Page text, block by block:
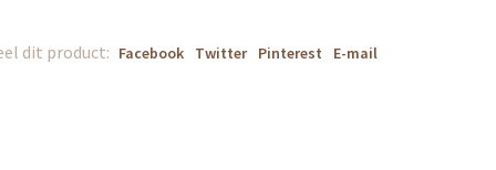
dit product: Facebook Twitter Pinterest E-mail